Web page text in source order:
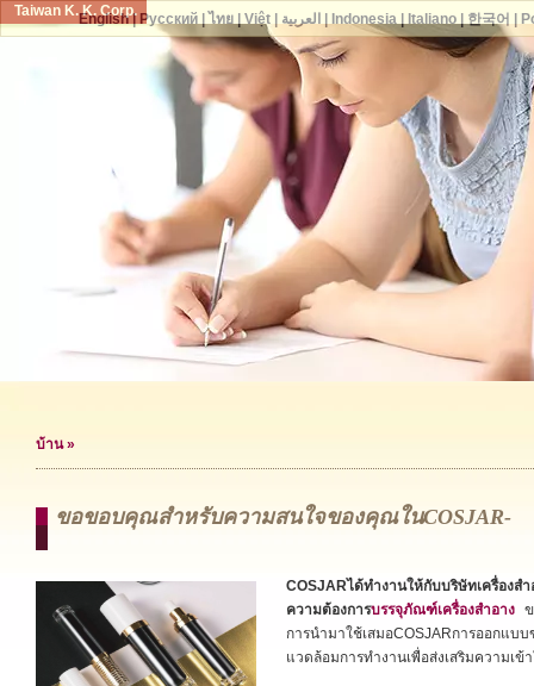
Taiwan K. K. Corp.
บ้าน»
ขอขอบคุณสำหรับความสนใจของคุณในCOSJAR-
COSJARได้ทำงานให้กับบริษัทเครื่อง
ความต้องการบรรจุภัณฑ์เครื่องสำอาง
การนำมาใช้เสมอCOSJARการออกแบ
แวดล้อมการทำงานเพื่อส่งเสริมความเข้
English| Русский| ไทย| Việt| العربية Indonesia| Italiano| 한국어